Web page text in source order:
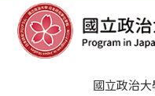
國立政治